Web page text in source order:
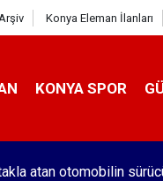
Konya Eleman İlanları
KONYA SPOR
atan otomobilin